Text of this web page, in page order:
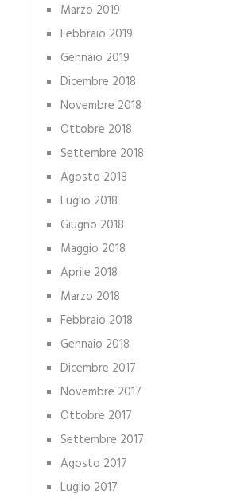
Marzo 2019
Febbraio 2019
Gennaio 2019
Dicembre 2018
Novembre 2018
Ottobre 2018
Settembre 2018
Agosto 2018
Luglio 2018
Giugno 2018
Maggio 2018
Aprile 2018
Marzo 2018
Febbraio 2018
Gennaio 2018
Dicembre 2017
Novembre 2017
Ottobre 2017
Settembre 2017
Agosto 2017
Luglio 2017